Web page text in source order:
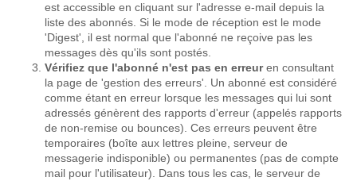
est accessible en cliquant sur l'adresse e-mail depuis la
liste des abonnés. Si le mode de réception est le mode
'Digest', il est normal que l'abonné ne reçoive pas les
messages dès qu'ils sont postés.
Vérifiez que l'abonné n'est pas en erreuren consultant
la page de 'gestion des erreurs'. Un abonné est considéré
comme étant en erreur lorsque les messages qui lui sont
adressés génèrent des rapports d'erreur (appelés rapports
de non-remise ou bounces). Ces erreurs peuvent être
temporaires (boîte aux lettres pleine, serveur de
messagerie indisponible) ou permanentes (pas de compte
mail pour l'utilisateur). Dans tous les cas, le serveur de